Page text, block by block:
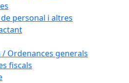
personal i altres
Ordenances generals
fiscals